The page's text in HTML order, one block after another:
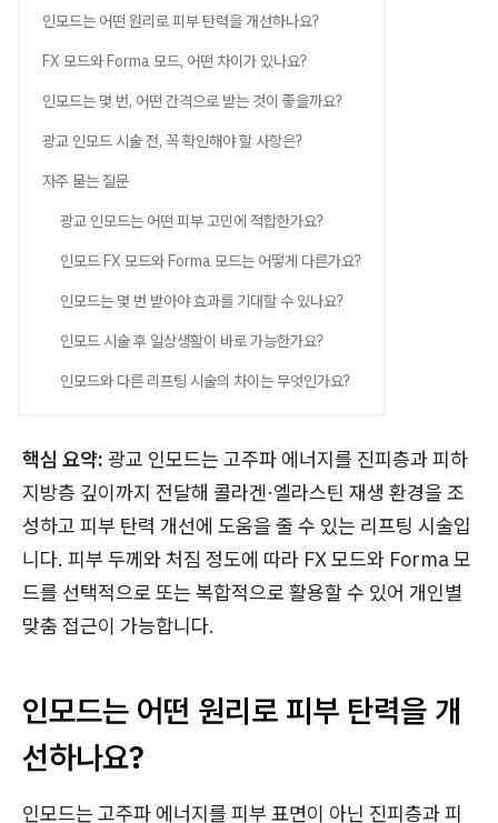
인모드는 어떤 원리로 피부 탄력을 개선하나요?
FX 모드와 Forma 모드, 어떤 차이가 있나요?
인모드는 몇 번, 어떤 간격으로 받는 것이 좋을까요?
광교 인모드 시술 전, 꼭 확인해야 할 사항은?
자주 묻는 질문
광교 인모드는 어떤 피부 고민에 적합한가요?
인모드 FX 모드와 Forma 모드는 어떻게 다른가요?
인모드는 몇 번 받아야 효과를 기대할 수 있나요?
인모드 시술 후 일상생활이 바로 가능한가요?
인모드와 다른 리프팅 시술의 차이는 무엇인가요?
핵심 요약: 광교 인모드는 고주파 에너지를 진피층과 피하
지방층 깊이까지 전달해 콜라겐·엘라스틴 재생 환경을 조
성하고 피부 탄력 개선에 도움을 줄 수 있는 리프팅 시술입
니다. 피부 두께와 처짐 정도에 따라 FX 모드와 Forma 모
드를 선택적으로 또는 복합적으로 활용할 수 있어 개인별
맞춤 접근이 가능합니다.
인모드는 어떤 원리로 피부 탄력을 개
선하나요?
인모드는 고주파 에너지를 피부 표면이 아닌 진피층과 피